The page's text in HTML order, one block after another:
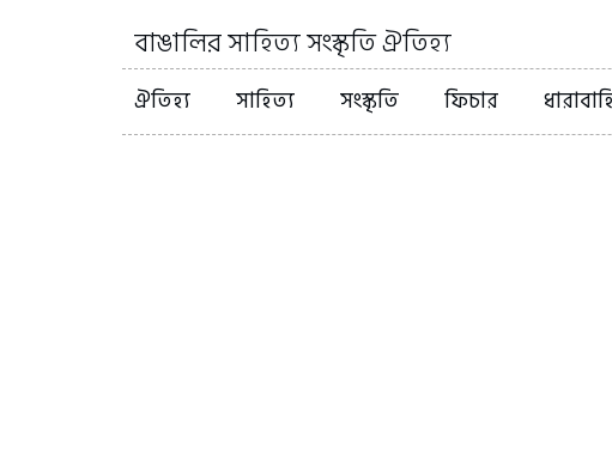
বাঙালির সাহিত্য সংস্কৃতি ঐতিহ্য
ঐতিহ্য সাহিত্য সংস্কৃতি ফিচার